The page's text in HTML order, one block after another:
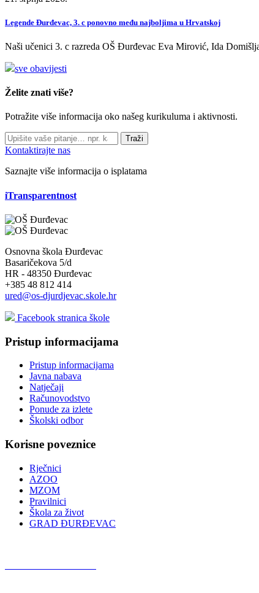
Legende Đurđevac, 3. c ponovno među najboljima u Hrvatskoj
Naši učenici 3. c razreda OŠ Đurđevac Eva Mirović, Ida
sve obavijesti
Želite znati više?
Potražite više informacija oko našeg kurikuluma i aktivnosti.
Traži
Kontaktirajte nas
Saznajte više informacija o isplatama
iTransparentnost
Osnovna škola Đurđevac
Basaričekova 5/d
HR - 48350 Đurđevac
+385 48 812 414
ured@os-djurdjevac.skole.hr
Facebook stranica škole
Pristup informacijama
Pristup informacijama
Javna nabava
Natječaji
Računovodstvo
Ponude za izlete
Školski odbor
Korisne poveznice
Rječnici
AZOO
MZOM
Pravilnici
Škola za život
GRAD ĐURĐEVAC